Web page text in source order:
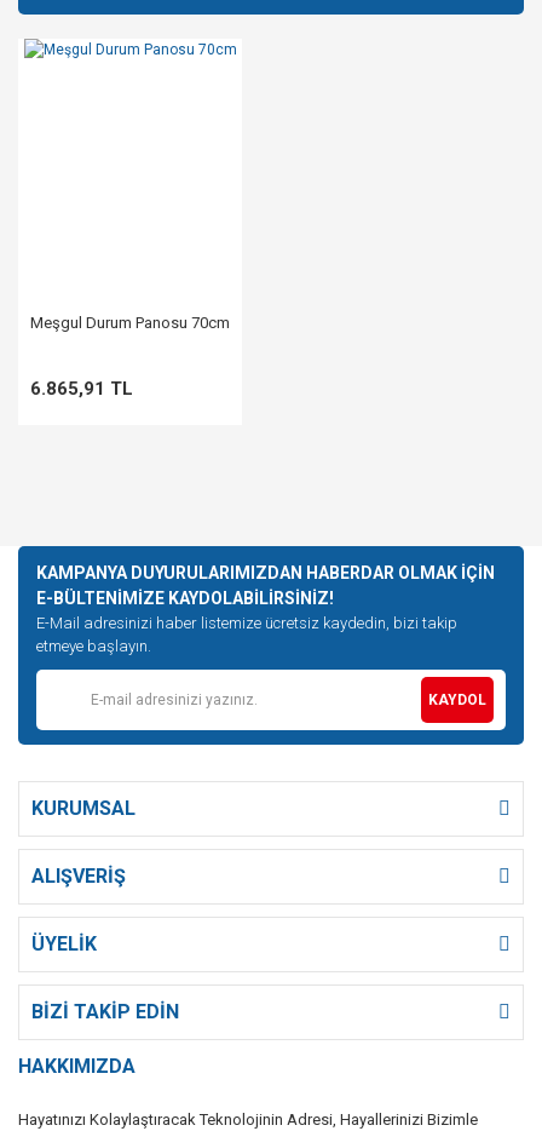
Meşgul Durum Panosu 70cm
6.865,91 TL
KAMPANYA DUYURULARIMIZDAN HABERDAR OLMAK İÇİN
E-BÜLTENİMİZE KAYDOLABİLİRSİNİZ!
E-Mail adresinizi haber listemize ücretsiz kaydedin, bizi takip
etmeye başlayın.
KAYDOL
KURUMSAL
ALIŞVERİŞ
ÜYELİK
BİZİ TAKİP EDİN
HAKKIMIZDA
Hayatınızı Kolaylaştıracak Teknolojinin Adresi, Hayallerinizi Bizimle